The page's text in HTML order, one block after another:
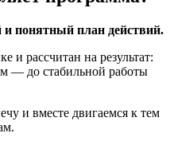
понятный план действий.
и рассчитан на результат:
— до стабильной работы
и вместе двигаемся к тем